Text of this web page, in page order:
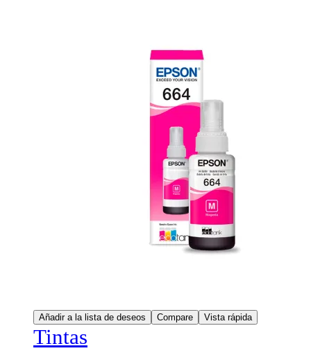
Añadir a la lista de deseos Compare Vista rápida
Tintas